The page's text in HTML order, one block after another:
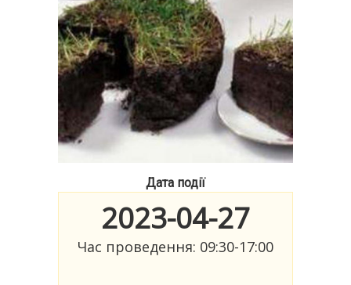
Дата події
2023-04-27
Час проведення: 09:30-17:00